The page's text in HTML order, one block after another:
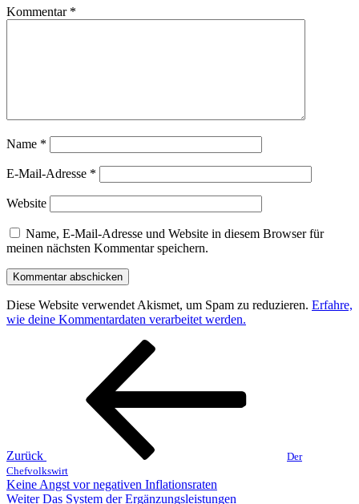
Kommentar *
Name *
E-Mail-Adresse *
Website
Name, E-Mail-Adresse und Website in diesem Browser für
meinen nächsten Kommentar speichern.
Diese Website verwendet Akismet, um Spam zu reduzieren. Erfahre,
wie deine Kommentardaten verarbeitet werden.
Beitragsnavigation
Zurück
Der
Chefvolkswirt
Keine Angst vor negativen Inflationsraten
Nächster
Weiter Das System der Ergänzungsleistungen